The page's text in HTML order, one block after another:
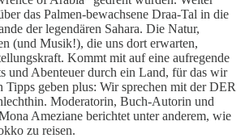
das Palmen-bewachsene Draa-Tal in die
der legendären Sahara. Die Natur,
(und Musik!), die uns dort erwarten,
Kommt mit auf eine aufregende
und Abenteuer durch ein Land, für das wir
Tipps geben plus: Wir sprechen mit der DER
Moderatorin, Buch-Autorin und
Ameziane berichtet unter anderem, wie
zu reisen.